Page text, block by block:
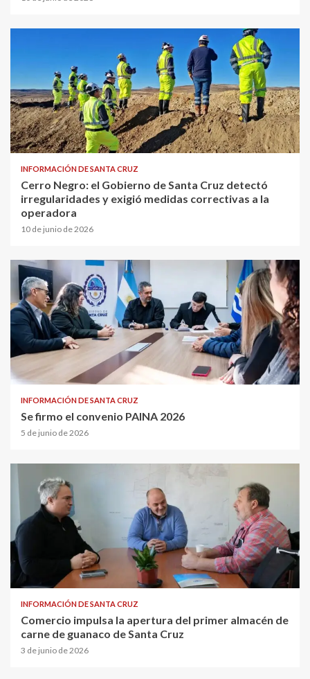
INFORMACIÓN DE SANTA CRUZ
Cerro Negro: el Gobierno de Santa Cruz detectó
irregularidades y exigió medidas correctivas a la
operadora
10 de junio de 2026
INFORMACIÓN DE SANTA CRUZ
Se firmo el convenio PAINA 2026
5 de junio de 2026
INFORMACIÓN DE SANTA CRUZ
Comercio impulsa la apertura del primer almacén de
carne de guanaco de Santa Cruz
3 de junio de 2026